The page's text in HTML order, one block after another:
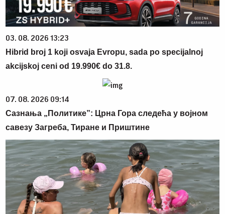
03. 08. 2026 13:23
Hibrid broj 1 koji osvaja Evropu, sada po specijalnoj
akcijskoj ceni od 19.990€ do 31.8.
07. 08. 2026 09:14
Сазнања „Политике”: Црна Гора следећа у војном
савезу Загреба, Тиране и Приштине